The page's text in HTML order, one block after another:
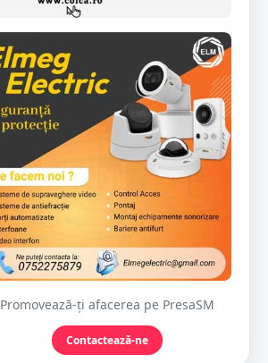
Promovează-ți afacerea pe PresaSM
Contactează-ne